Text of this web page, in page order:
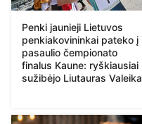
Penki jaunieji Lietuvos
penkiakovininkai pateko į
pasaulio čempionato
finalus Kaune: ryškiausiai
sužibėjo Liutauras Valeika